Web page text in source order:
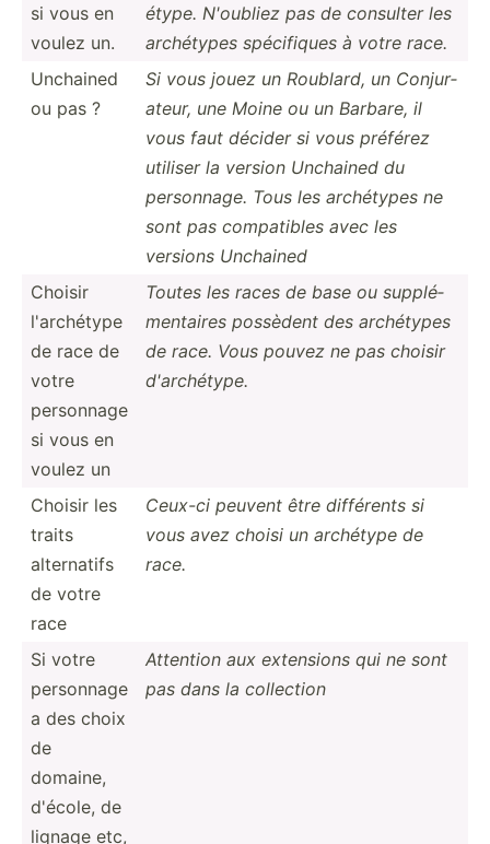
si vous en
voulez un.
étype. N'oubliez pas de consulter les
archétypes spécif­iques à votre race.
Unchained
ou pas ?
Si vous jouez un Roublard, un Conjur­
ateur, une Moine ou un Barbare, il
vous faut décider si vous préférez
utiliser la version Unchained du
person­nage. Tous les archétypes ne
sont pas compat­ibles avec les
versions Unchained
Choisir
l'arch­étype
de race de
votre
personnage
si vous en
voulez un
Toutes les races de base ou supplé­
men­taires possèdent des archétypes
de race. Vous pouvez ne pas choisir
d'arch­étype.
Choisir les
traits
altern­atifs
de votre
race
Ceux-ci peuvent être différents si
vous avez choisi un archétype de
race.
Si votre
personnage
a des choix
de
domaine,
d'école, de
lignage etc,
Attention aux extensions qui ne sont
pas dans la collection